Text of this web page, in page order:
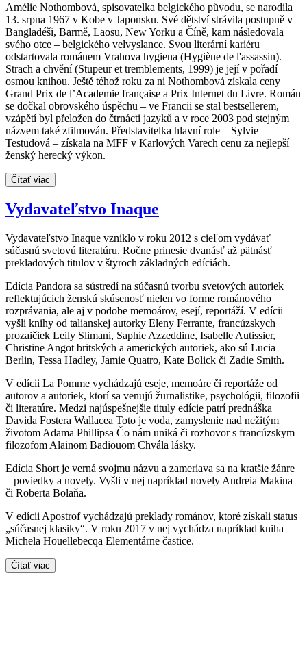
Amélie Nothombová, spisovatelka belgického původu, se narodila
13. srpna 1967 v Kobe v Japonsku. Své dětství strávila postupně v
Bangladéši, Barmě, Laosu, New Yorku a Číně, kam následovala
svého otce – belgického velvyslance. Svou literární kariéru
odstartovala románem Vrahova hygiena (Hygiène de l'assassin).
Strach a chvění (Stupeur et tremblements, 1999) je její v pořadí
osmou knihou. Ještě téhož roku za ni Nothombová získala ceny
Grand Prix de l’Academie française a Prix Internet du Livre. Román
se dočkal obrovského úspěchu – ve Francii se stal bestsellerem,
vzápětí byl přeložen do čtrnácti jazyků a v roce 2003 pod stejným
názvem také zfilmován. Představitelka hlavní role – Sylvie
Testudová – získala na MFF v Karlových Varech cenu za nejlepší
ženský herecký výkon.
Čítať viac
Vydavateľstvo Inaque
Vydavateľstvo Inaque vzniklo v roku 2012 s cieľom vydávať
súčasnú svetovú literatúru. Ročne prinesie dvanásť až pätnásť
prekladových titulov v štyroch základných edíciách.
Edícia Pandora sa sústredí na súčasnú tvorbu svetových autoriek
reflektujúcich ženskú skúsenosť nielen vo forme románového
rozprávania, ale aj v podobe memoárov, esejí, reportáží. V edícii
vyšli knihy od talianskej autorky Eleny Ferrante, francúzskych
prozaičiek Leily Slimani, Saphie Azzeddine, Isabelle Autissier,
Christine Angot britských a amerických autoriek, ako sú Lucia
Berlin, Tessa Hadley, Jamie Quatro, Kate Bolick či Zadie Smith.
V edícii La Pomme vychádzajú eseje, memoáre či reportáže od
autorov a autoriek, ktorí sa venujú žurnalistike, psychológii, filozofii
či literatúre. Medzi najúspešnejšie tituly edície patrí prednáška
Davida Fostera Wallacea Toto je voda, zamyslenie nad nežitým
životom Adama Phillipsa Čo nám uniká či rozhovor s francúzskym
filozofom Alainom Badiouom Chvála lásky.
Edícia Short je verná svojmu názvu a zameriava sa na kratšie žánre
– poviedky a novely. Vyšli v nej napríklad novely Andreia Makina
či Roberta Bolaňa.
V edícii Apostrof vychádzajú preklady románov, ktoré získali status
„súčasnej klasiky“. V roku 2017 v nej vychádza napríklad kniha
Michela Houellebecqa Elementárne častice.
Čítať viac